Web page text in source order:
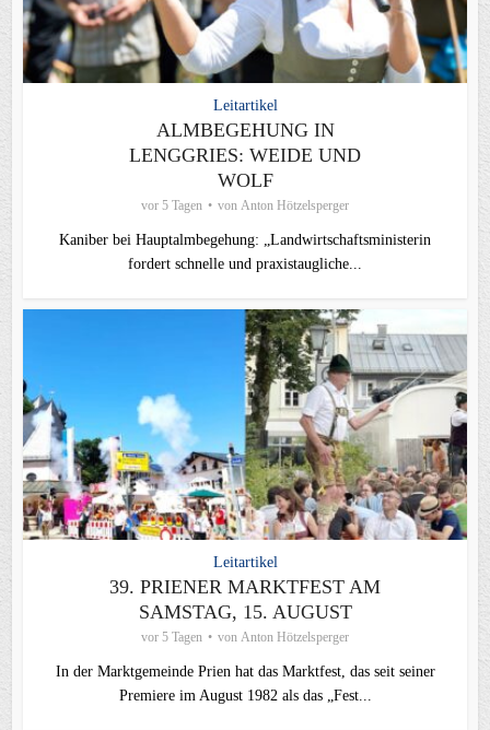
Leitartikel
ALMBEGEHUNG IN
LENGGRIES: WEIDE UND
WOLF
vor 5 Tagen von Anton Hötzelsperger
Kaniber bei Hauptalmbegehung: „Landwirtschaftsministerin
fordert schnelle und praxistaugliche...
Leitartikel
39. PRIENER MARKTFEST AM
SAMSTAG, 15. AUGUST
vor 5 Tagen von Anton Hötzelsperger
In der Marktgemeinde Prien hat das Marktfest, das seit seiner
Premiere im August 1982 als das „Fest...